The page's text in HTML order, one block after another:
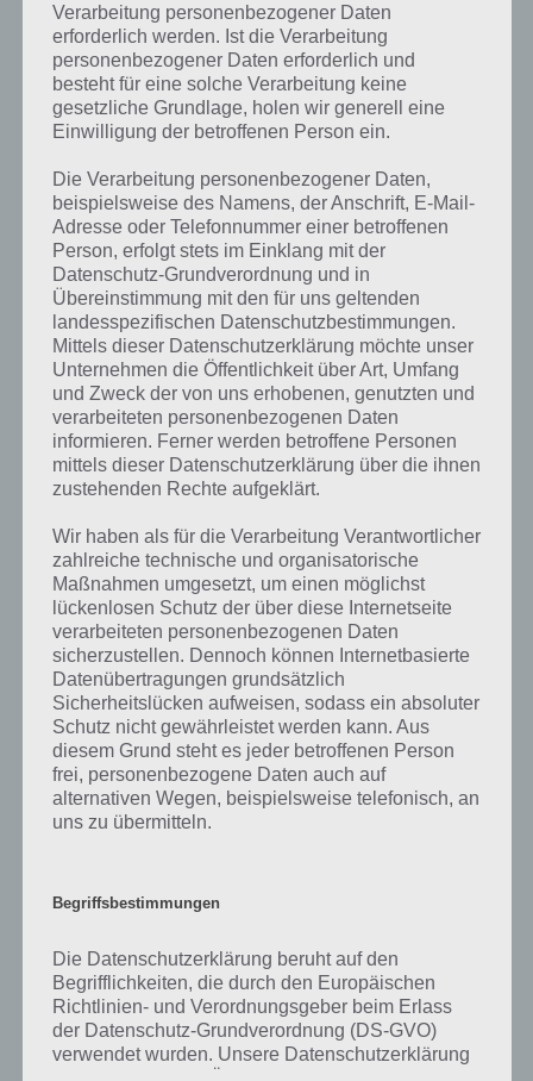
Kurze Begriffserklärung zur Lösung
Moderator
Moderator ist die Lösung für das tägliche Bonus Rätsel am 22.5.2022
in 4 Bilder 1 Wort, doch welche Bedeutung hat dieses eigentlich und
was gibt es dazu zu wissen? Passt das Wort auch zu Traumberufe?
Zu bestimmten Lösungen präsentieren wir daher auch immer eine
kurze Begriffserklärung!
Zu Moderator haben wir zunächst keine weiteren Informationen
parat!
Auf WhatsApp teilen Teilen auf Facebook
Mehr Artikel hier auf Touchportal
Verarbeitung personenbezogener Daten
erforderlich werden. Ist die Verarbeitung
personenbezogener Daten erforderlich und
besteht für eine solche Verarbeitung keine
gesetzliche Grundlage, holen wir generell eine
Einwilligung der betroffenen Person ein.
Die Verarbeitung personenbezogener Daten,
beispielsweise des Namens, der Anschrift, E-Mail-
Adresse oder Telefonnummer einer betroffenen
Person, erfolgt stets im Einklang mit der
Datenschutz-Grundverordnung und in
Übereinstimmung mit den für uns geltenden
landesspezifischen Datenschutzbestimmungen.
Mittels dieser Datenschutzerklärung möchte unser
Unternehmen die Öffentlichkeit über Art, Umfang
und Zweck der von uns erhobenen, genutzten und
verarbeiteten personenbezogenen Daten
informieren. Ferner werden betroffene Personen
mittels dieser Datenschutzerklärung über die ihnen
zustehenden Rechte aufgeklärt.
Wir haben als für die Verarbeitung Verantwortlicher
zahlreiche technische und organisatorische
Maßnahmen umgesetzt, um einen möglichst
lückenlosen Schutz der über diese Internetseite
verarbeiteten personenbezogenen Daten
sicherzustellen. Dennoch können Internetbasierte
Datenübertragungen grundsätzlich
Sicherheitslücken aufweisen, sodass ein absoluter
Schutz nicht gewährleistet werden kann. Aus
diesem Grund steht es jeder betroffenen Person
frei, personenbezogene Daten auch auf
alternativen Wegen, beispielsweise telefonisch, an
uns zu übermitteln.
Begriffsbestimmungen
Die Datenschutzerklärung beruht auf den
Begrifflichkeiten, die durch den Europäischen
Richtlinien- und Verordnungsgeber beim Erlass
der Datenschutz-Grundverordnung (DS-GVO)
verwendet wurden. Unsere Datenschutzerklärung